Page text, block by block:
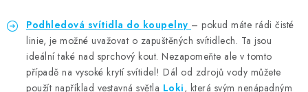
Podhledová svítidla do koupelny – pokud máte rádi čisté
linie, je možné uvažovat o zapuštěných svítidlech. Ta jsou
ideální také nad sprchový kout. Nezapomeňte ale v tomto
případě na vysoké krytí svítidel! Dál od zdrojů vody můžete
použít například vestavná světla Loki, která svým nenápadným